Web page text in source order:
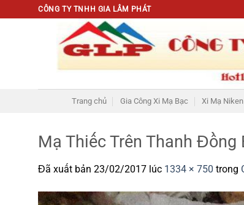
đến
CÔNG TY TNHH GIA LÂM PHÁT
Trang chủ Gia Công Xi Mạ Bạc Xi Mạ Niken
Mạ Thiếc Trên Thanh Đồng
Đã xuất bản 23/02/2017 lúc 1334 × 750 trong